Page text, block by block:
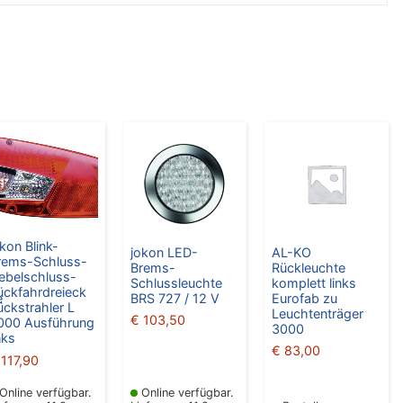
Blink-
Schluss-
L
Ausführung
117,90
Online verfügbar.
jokon LED-
Brems-
Schlussleuchte
BRS 727 / 12 V
€ 103,50
Online verfügbar.
AL-KO
Rückleuchte
komplett links
Eurofab zu
Leuchtenträger
3000
€ 83,00